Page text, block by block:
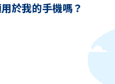
於我的手機嗎？